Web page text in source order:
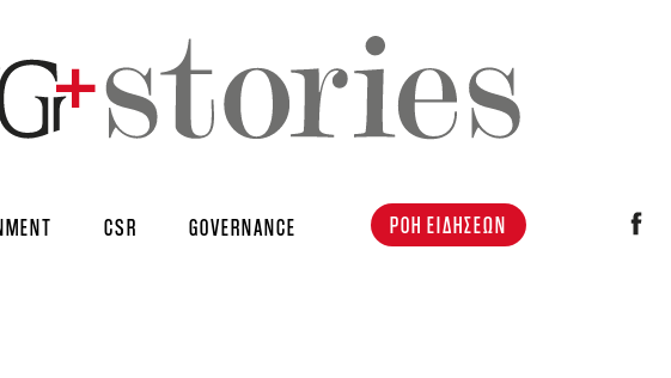
CSR GOVERNANCE ΡΟΗ ΕΙΔΗΣΕΩΝ